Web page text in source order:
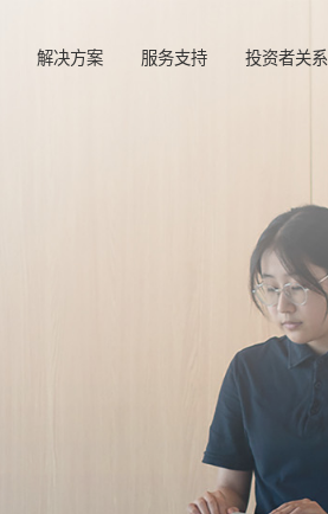
解决方案 服务支持 投资者关系